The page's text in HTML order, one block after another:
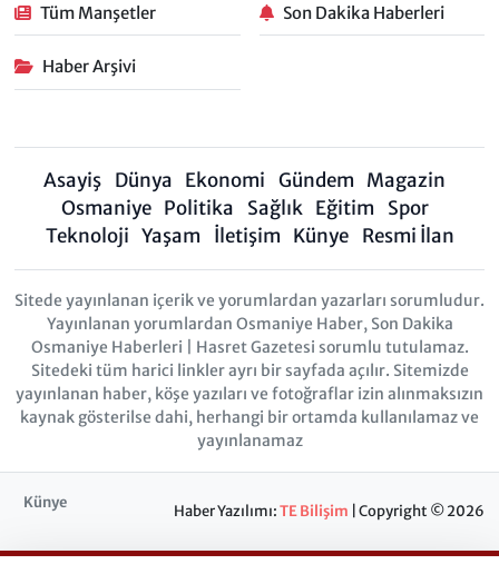
Tüm Manşetler Son Dakika Haberleri
Haber Arşivi
Asayiş Dünya Ekonomi Gündem Magazin
Osmaniye Politika Sağlık Eğitim
Spor
Teknoloji Yaşam İletişim Künye Resmi İlan
Sitede yayınlanan içerik ve yorumlardan yazarları sorumludur.
Yayınlanan yorumlardan Osmaniye Haber, Son Dakika
Osmaniye Haberleri | Hasret Gazetesi sorumlu tutulamaz.
Sitedeki tüm harici linkler ayrı bir sayfada açılır. Sitemizde
yayınlanan haber, köşe yazıları ve fotoğraflar izin alınmaksızın
kaynak gösterilse dahi, herhangi bir ortamda kullanılamaz ve
yayınlanamaz
Künye Haber Yazılımı:TE Bilişim | Copyright © 2026